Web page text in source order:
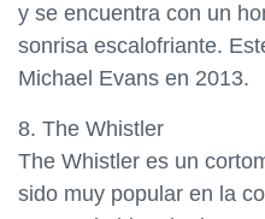
y se encuentra con un
sonrisa escalofriante.
Michael Evans en 2013.
8. The Whistler
The Whistler es un
sido muy popular en la